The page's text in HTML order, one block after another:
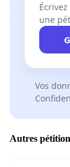
une
Vos
Autres